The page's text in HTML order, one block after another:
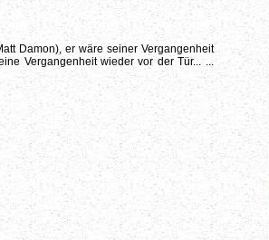
Damon), er wäre seiner Vergangenheit
Vergangenheit wieder vor der Tür... ...